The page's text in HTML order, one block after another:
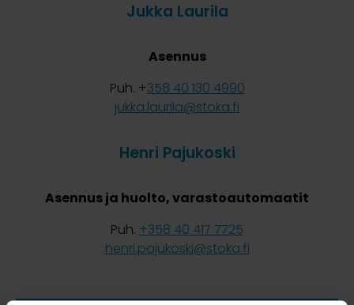
Jukka Laurila
Asennus
Puh. +358 40 130 4990
jukka.laurila@stoka.fi
Henri Pajukoski
Asennus ja huolto, varastoautomaatit
Puh. +358 40 417 7725
henri.pajukoski@stoka.fi